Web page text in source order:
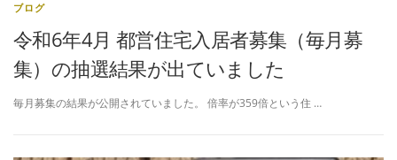
ブログ
令和6年4月 都営住宅入居者募集（毎月募
集）の抽選結果が出ていました
毎月募集の結果が公開されていました。 倍率が359倍という住 …